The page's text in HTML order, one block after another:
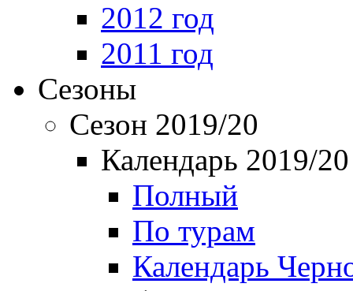
2012 год
2011 год
Сезоны
Сезон 2019/20
Календарь 2019/20
Полный
По турам
Календарь